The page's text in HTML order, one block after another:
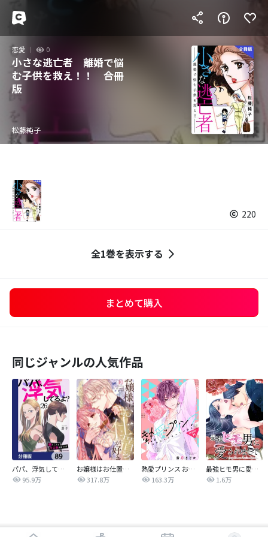
恋愛 0
小さな逃亡者 離婚で悩
む子供を救え！！ 合冊
版
松藤純子
220
全1巻を表示する
まとめて購入
同じジャンルの人気作品
パパ、浮気してるよ？娘と二人でクズ夫を捨てます【分冊版】
95.9万
お嬢様はお仕置きが好き
317.8万
熱愛プリンス お兄ちゃんはキミが好き
163.3万
最強ヒモ男に愛されまして
1.6万